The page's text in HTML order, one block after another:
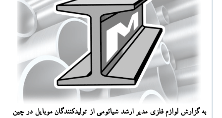
به گزارش لوازم فلزی مدیر ارشد شیائومی از تولیدكنندگان موبایل در چین